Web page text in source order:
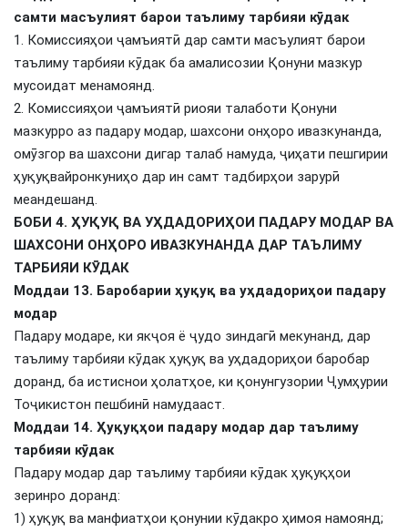
самти масъулият барои таълиму тарбияи кӯдак
1. Комиссияҳои ҷамъиятӣ дар самти масъулият барои
таълиму тарбияи кӯдак ба амалисозии Қонуни мазкур
мусоидат менамоянд.
2. Комиссияҳои ҷамъиятӣ риояи талаботи Қонуни
мазкурро аз падару модар, шахсони онҳоро ивазкунанда,
омӯзгор ва шахсони дигар талаб намуда, ҷиҳати пешгирии
ҳуқуқвайронкуниҳо дар ин самт тадбирҳои зарурӣ
меандешанд.
БОБИ 4. ҲУҚУҚ ВА УҲДАДОРИҲОИ ПАДАРУ МОДАР ВА
ШАХСОНИ ОНҲОРО ИВАЗКУНАНДА ДАР ТАЪЛИМУ
ТАРБИЯИ КӮДАК
Моддаи 13. Баробарии ҳуқуқ ва уҳдадориҳои падару
модар
Падару модаре, ки якҷоя ё ҷудо зиндагӣ мекунанд, дар
таълиму тарбияи кӯдак ҳуқуқ ва уҳдадориҳои баробар
доранд, ба истиснои ҳолатҳое, ки қонунгузории Ҷумҳурии
Тоҷикистон пешбинӣ намудааст.
Моддаи 14. Ҳуқуқҳои падару модар дар таълиму
тарбияи кӯдак
Падару модар дар таълиму тарбияи кӯдак ҳуқуқҳои
зеринро доранд:
1) ҳуқуқ ва манфиатҳои қонунии кӯдакро ҳимоя намоянд;